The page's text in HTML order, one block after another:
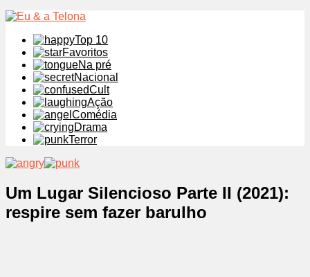
Top 10
Favoritos
Na pré
Nacional
Cult
Ação
Comédia
Drama
Terror
Um Lugar Silencioso Parte II (2021):
respire sem fazer barulho